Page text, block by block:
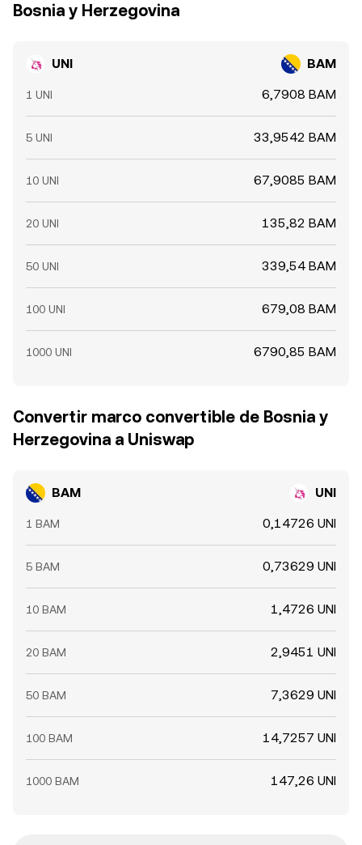
Bosnia y Herzegovina
UNI BAM
1 UNI 6,7908 BAM
5 UNI 33,9542 BAM
10 UNI 67,9085 BAM
20 UNI 135,82 BAM
50 UNI 339,54 BAM
100 UNI 679,08 BAM
1000 UNI 6790,85 BAM
Convertir marco convertible de Bosnia y
Herzegovina a Uniswap
BAM UNI
1 BAM 0,14726 UNI
5 BAM 0,73629 UNI
10 BAM 1,4726 UNI
20 BAM 2,9451 UNI
50 BAM 7,3629 UNI
100 BAM 14,7257 UNI
1000 BAM 147,26 UNI